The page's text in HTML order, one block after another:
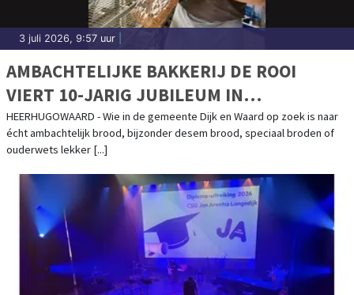
3 juli 2026, 9:57 uur
AMBACHTELIJKE BAKKERIJ DE ROOI
VIERT 10-JARIG JUBILEUM IN
HEERHUGOWAARD
HEERHUGOWAARD - Wie in de gemeente Dijk en Waard op zoek is naar
écht ambachtelijk brood, bijzonder desem brood, speciaal broden of
ouderwets lekker [...]